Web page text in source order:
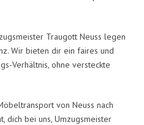
Traugott Neuss legen
Wir bieten dir ein faires und
Verhältnis, ohne versteckte
von Neuss nach
dich bei uns, Umzugsmeister